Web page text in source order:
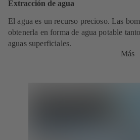
Extracción de agua
El agua es un recurso precioso. Las
obtenerla en forma de agua potable
aguas superficiales.
Más